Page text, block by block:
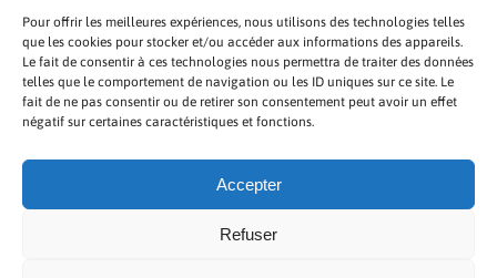
Pour offrir les meilleures expériences, nous utilisons des technologies telles
que les cookies pour stocker et/ou accéder aux informations des appareils.
Le fait de consentir à ces technologies nous permettra de traiter des données
telles que le comportement de navigation ou les ID uniques sur ce site. Le
fait de ne pas consentir ou de retirer son consentement peut avoir un effet
négatif sur certaines caractéristiques et fonctions.
Accepter
Refuser
PRÉSENTATION TOUTAFRICA
A PROPOS